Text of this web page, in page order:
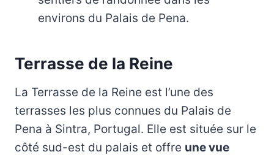
environs du Palais de Pena.
Terrasse de la Reine
La Terrasse de la Reine est l’une des
terrasses les plus connues du Palais de
Pena à Sintra, Portugal. Elle est située sur le
côté sud-est du palais et offre une vue